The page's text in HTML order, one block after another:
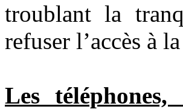
troublant la
refuser l’accès à
Les